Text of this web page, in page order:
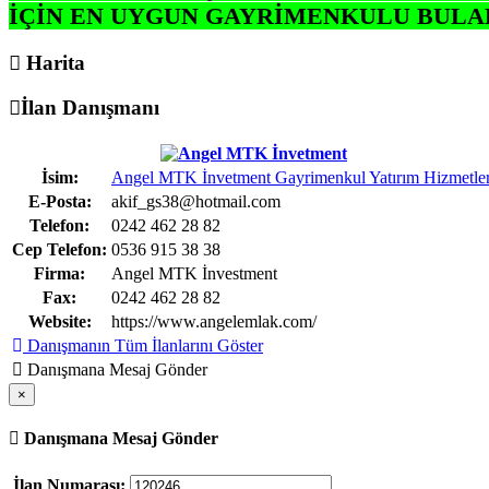
İÇİN EN UYGUN GAYRİMENKULU
Harita
İlan Danışmanı
İsim:
Angel MTK İnvetment Gayrimenkul Yatırım
E-Posta:
akif_gs38@hotmail.com
Telefon:
0242 462 28 82
Cep Telefon: 0536 915 38 38
Firma:
Angel MTK İnvestment
Fax:
0242 462 28 82
Website:
https://www.angelemlak.com/
Danışmanın Tüm İlanlarını Göster
Danışmana Mesaj Gönder
×
Danışmana Mesaj Gönder
İlan Numarası: